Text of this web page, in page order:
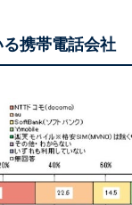
携帯電話会社